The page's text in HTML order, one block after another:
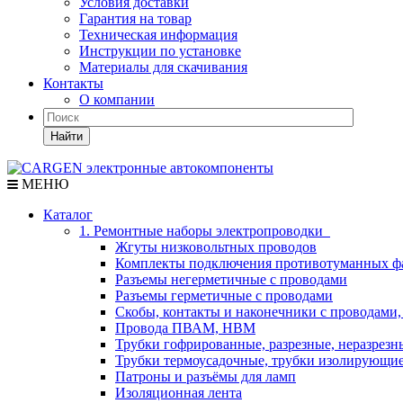
Гарантия на товар
Техническая информация
Инструкции по установке
Материалы для скачивания
Контакты
О компании
Найти
МЕНЮ
Каталог
1. Ремонтные наборы электропроводки
Жгуты низковольтных проводов
Комплекты подключения противотуманных
Разъемы негерметичные с проводами
Разъемы герметичные с проводами
Скобы, контакты и наконечники с проводами,
Провода ПВАМ, НВМ
Трубки гофрированные, разрезные,
Трубки термоусадочные, трубки
Патроны и разъёмы для ламп
Изоляционная лента